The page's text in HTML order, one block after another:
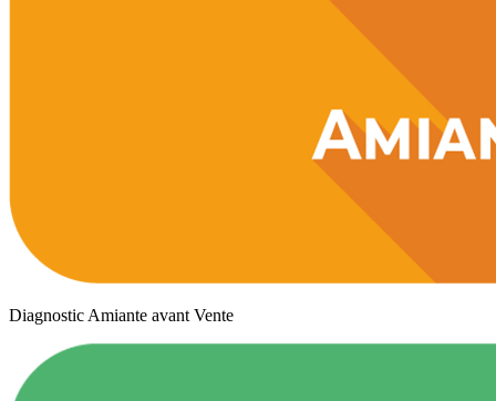
Diagnostic Amiante avant Vente